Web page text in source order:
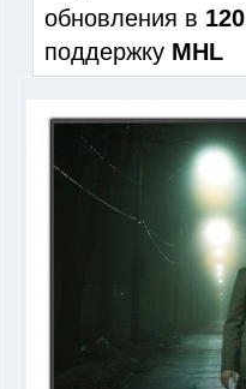
обновления в
поддержку MHL